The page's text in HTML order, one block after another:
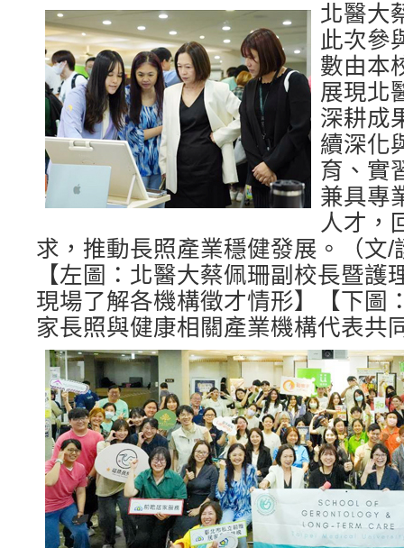
北醫大
此次參
數由本
展現北
深耕成
續深化
育、實
兼具專
人才，
求，推動長照產業穩健發展。（文/
【左圖：北醫大蔡佩珊副校長暨護
現場了解各機構徵才情形】【下圖
家長照與健康相關產業機構代表共